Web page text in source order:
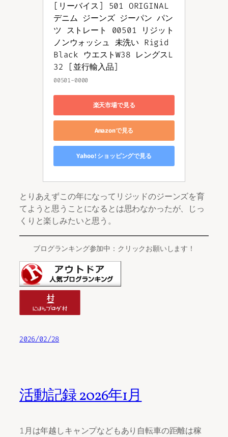
[リーバイス] 501 ORIGINAL
デニム ジーンズ ジーパン パン
ツ ストレート 00501 リジット
ノンウォッシュ 未洗い Rigid
Black ウエストW38 レングスL
32 [並行輸入品]
00501-0000
楽天市場で見る
Amazonで見る
Yahoo!ショッピングで見る
とりあえずこの年になってリジッドのジーンズを育
てようと思うことになるとは思わなかったが、じっ
くりと楽しみたいと思う。
ブログランキング参加中：クリックお願いします！
2026/02/28
活動記録 2026年1月
1月は年越しキャンプなどもあり自転車の距離は稼